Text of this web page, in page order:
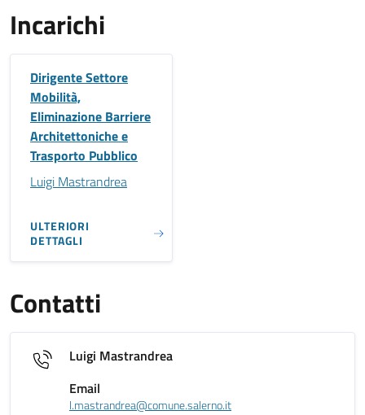
Incarichi
Dirigente Settore
Mobilità,
Eliminazione Barriere
Architettoniche e
Trasporto Pubblico
Luigi Mastrandrea
ULTERIORI
DETTAGLI
Contatti
Luigi Mastrandrea
Email
l.mastrandrea@comune.salerno.it